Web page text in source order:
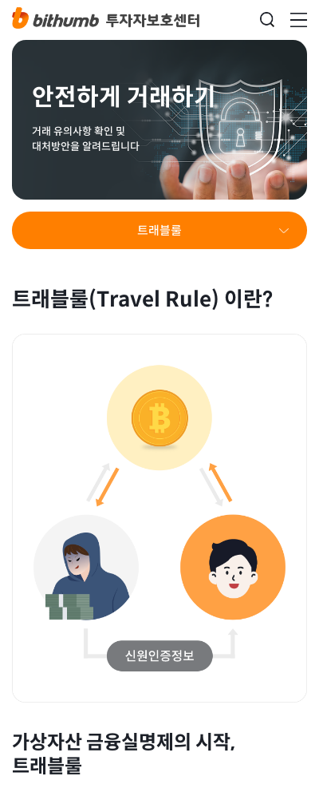
안전하게 거래하기
거래 유의사항 확인 및
대처방안을 알려드립니다
트래블룰
트래블룰(Travel Rule) 이란?
가상자산 금융실명제의 시작,
트래블룰